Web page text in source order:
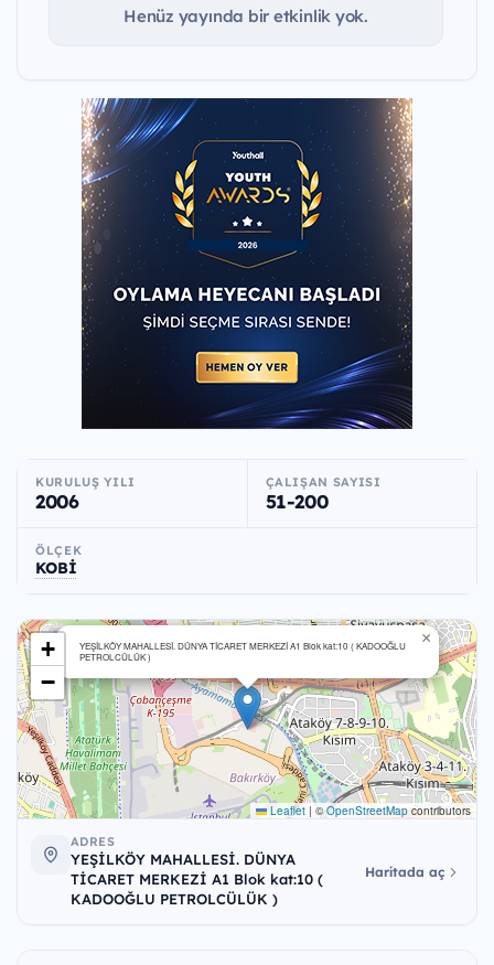
Henüz yayında bir etkinlik yok.
KURULUŞ YILI
2006
ÇALIŞAN SAYISI
51-200
ÖLÇEK
KOBİ
YEŞİLKÖY MAHALLESİ. DÜNYA TİCARET MERKEZİ A1 Blok kat:10 ( KADOOĞLU
PETROLCÜLÜK )
×
+
−
Leaflet | ©OpenStreetMapcontributors
ADRES
YEŞİLKÖY MAHALLESİ. DÜNYA
TİCARET MERKEZİ A1 Blok kat:10 (
KADOOĞLU PETROLCÜLÜK )
Haritada aç